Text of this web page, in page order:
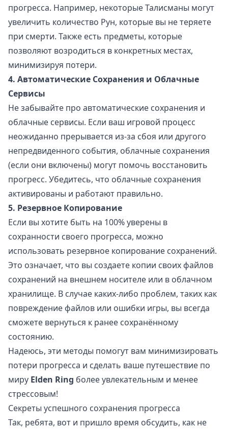
прогресса. Например, некоторые Талисманы могут
увеличить количество Рун, которые вы не теряете
при смерти. Также есть предметы, которые
позволяют возродиться в конкретных местах,
минимизируя потери.
4. Автоматические Сохранения и Облачные
Сервисы
Не забывайте про автоматические сохранения и
облачные сервисы. Если ваш игровой процесс
неожиданно прерывается из-за сбоя или другого
непредвиденного события, облачные сохранения
(если они включены) могут помочь восстановить
прогресс. Убедитесь, что облачные сохранения
активированы и работают правильно.
5. Резервное Копирование
Если вы хотите быть на 100% уверены в
сохранности своего прогресса, можно
использовать резервное копирование сохранений.
Это означает, что вы создаете копии своих файлов
сохранений на внешнем носителе или в облачном
хранилище. В случае каких-либо проблем, таких как
повреждение файлов или ошибки игры, вы всегда
сможете вернуться к ранее сохранённому
состоянию.
Надеюсь, эти методы помогут вам минимизировать
потери прогресса и сделать ваше путешествие по
миру Elden Ring более увлекательным и менее
стрессовым!
Секреты успешного сохранения прогресса
Так, ребята, вот и пришло время обсудить, как не